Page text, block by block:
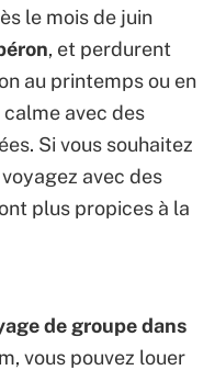
le mois de juin
, et perdurent
au printemps ou en
avec des
Si vous souhaitez
avec des
plus propices à la
de groupe dans
vous pouvez louer